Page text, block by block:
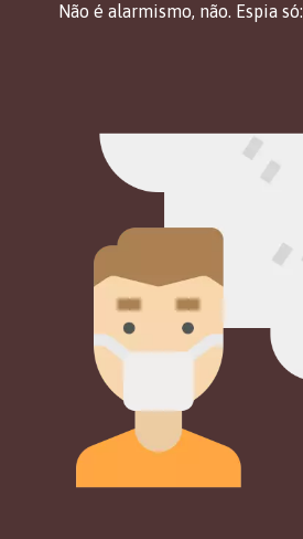
Não é alarmismo, não. Espia só: